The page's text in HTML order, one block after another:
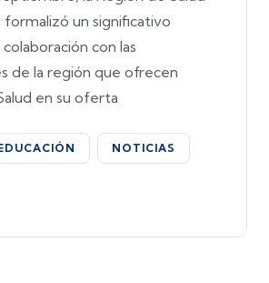
formalizó un significativo
con las
de la región que ofrecen
en su oferta
NOTICIAS